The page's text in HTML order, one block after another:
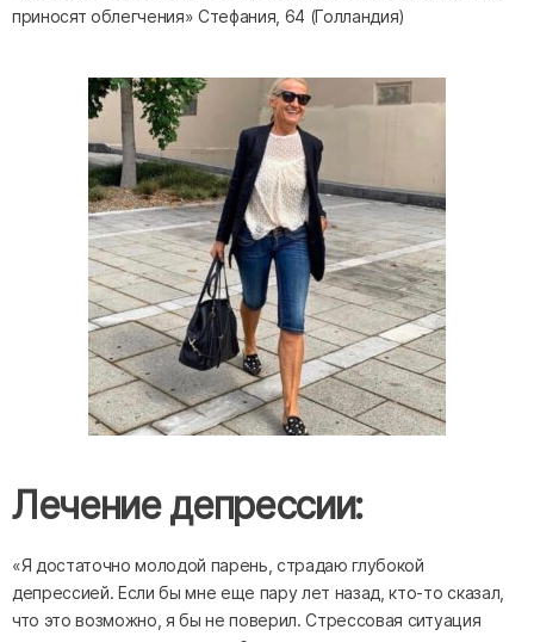
приносят облегчения» Стефания, 64 (Голландия)
Лечение депрессии:
«Я достаточно молодой парень, страдаю глубокой
депрессией. Если бы мне еще пару лет назад, кто-то сказал,
что это возможно, я бы не поверил. Стрессовая ситуация